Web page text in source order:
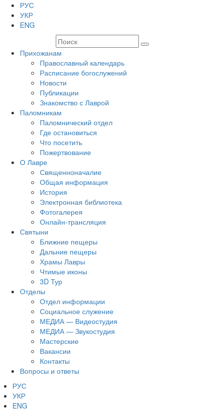
РУС
УКР
ENG
Прихожанам
Православный календарь
Расписание богослужений
Новости
Публикации
Знакомство с Лаврой
Паломникам
Паломнический отдел
Где остановиться
Что посетить
Пожертвование
О Лавре
Священноначалие
Общая информация
История
Электронная библиотека
Фотогалерея
Онлайн-трансляция
Святыни
Ближние пещеры
Дальние пещеры
Храмы Лавры
Чтимые иконы
3D Тур
Отделы
Отдел информации
Социальное служение
МЕДИА — Видеостудия
МЕДИА — Звукостудия
Мастерские
Вакансии
Контакты
Вопросы и ответы
РУС
УКР
ENG